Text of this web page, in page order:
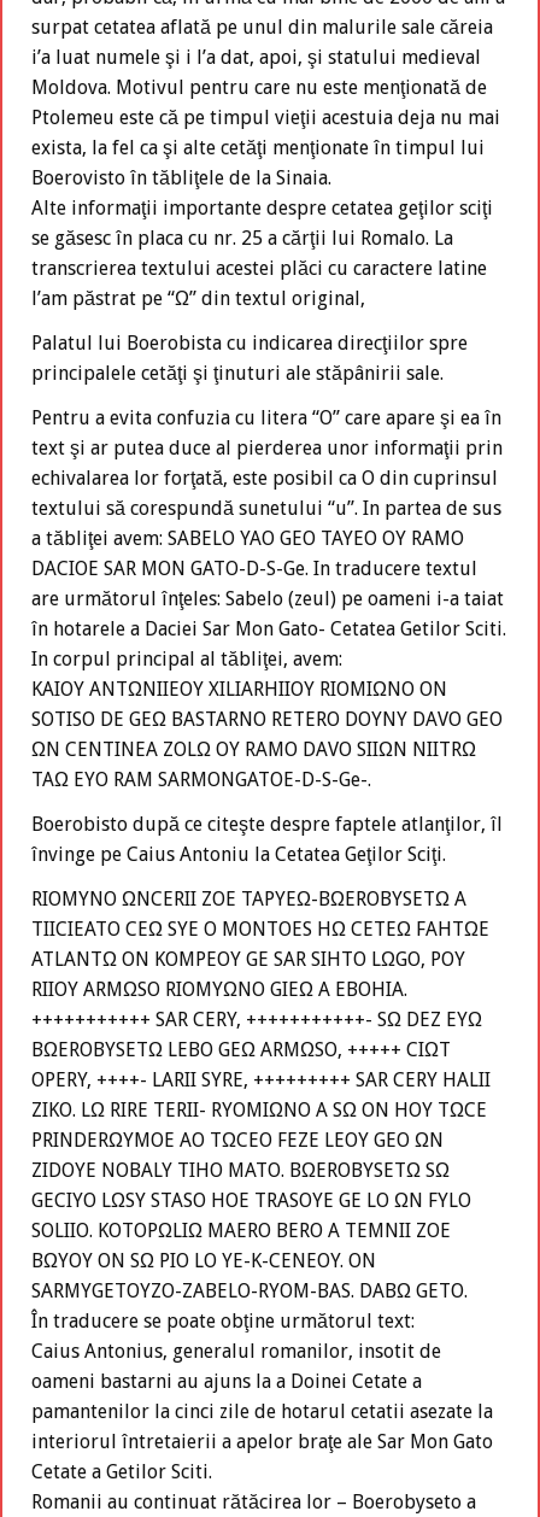
surpat cetatea aflată pe unul din malurile sale căreia
i’a luat numele şi i l’a dat, apoi, şi statului medieval
Moldova. Motivul pentru care nu este menţionată de
Ptolemeu este că pe timpul vieţii acestuia deja nu mai
exista, la fel ca şi alte cetăţi menţionate în timpul lui
Boerovisto în tăbliţele de la Sinaia.
Alte informaţii importante despre cetatea geţilor sciţi
se găsesc în placa cu nr. 25 a cărţii lui Romalo. La
transcrierea textului acestei plăci cu caractere latine
l’am păstrat pe “Ω” din textul original,
Palatul lui Boerobista cu indicarea direcţiilor spre
principalele cetăţi şi ţinuturi ale stăpânirii sale.
Pentru a evita confuzia cu litera “O” care apare şi ea în
text şi ar putea duce al pierderea unor informaţii prin
echivalarea lor forţată, este posibil ca O din cuprinsul
textului să corespundă sunetului “u”. In partea de sus
a tăbliţei avem: SABELO YAO GEO TAYEO OY RAMO
DACIOE SAR MON GATO-D-S-Ge. In traducere textul
are următorul înţeles: Sabelo (zeul) pe oameni i-a taiat
în hotarele a Daciei Sar Mon Gato- Cetatea Getilor Sciti.
In corpul principal al tăbliţei, avem:
KAIOY ANTΩNIIEOY XILIARHIIOY RIOMIΩNO ON
SOTISO DE GEΩ BASTARNO RETERO DOYNY DAVO GEO
ΩN CENTINEA ZOLΩ OY RAMO DAVO SIIΩN NIITRΩ
TAΩ EYO RAM SARMONGATOE-D-S-Ge-.
Boerobisto după ce citeşte despre faptele atlanţilor, îl
învinge pe Caius Antoniu la Cetatea Geţilor Sciţi.
RIOMYNO ΩNCERII ZOE TAPYEΩ-BΩEROBYSETΩ A
TIICIEATO CEΩ SYE O MONTOES HΩ CETEΩ FAHTΩE
ATLANTΩ ON KOMPEOY GE SAR SIHTO LΩGO, POY
RIIOY ARMΩSO RIOMYΩNO GIEΩ A EBOHIA.
+++++++++++ SAR CERY, +++++++++++- SΩ DEZ EYΩ
BΩEROBYSETΩ LEBO GEΩ ARMΩSO, +++++ CIΩT
OPERY, ++++- LARII SYRE, +++++++++ SAR CERY HALII
ZIKO. LΩ RIRE TERII- RYOMIΩNO A SΩ ON HOY TΩCE
PRINDERΩYMOE AO TΩCEO FEZE LEOY GEO ΩN
ZIDOYE NOBALY TIHO MATO. BΩEROBYSETΩ SΩ
GECIYO LΩSY STASO HOE TRASOYE GE LO ΩN FYLO
SOLIIO. KOTOPΩLIΩ MAERO BERO A TEMNII ZOE
BΩYOY ON SΩ PIO LO YE-K-CENEOY. ON
SARMYGETOYZO-ZABELO-RYOM-BAS. DABΩ GETO.
În traducere se poate obţine următorul text:
Caius Antonius, generalul romanilor, insotit de
oameni bastarni au ajuns la a Doinei Cetate a
pamantenilor la cinci zile de hotarul cetatii asezate la
interiorul întretaierii a apelor braţe ale Sar Mon Gato
Cetate a Getilor Sciti.
Romanii au continuat rătăcirea lor – Boerobyseto a